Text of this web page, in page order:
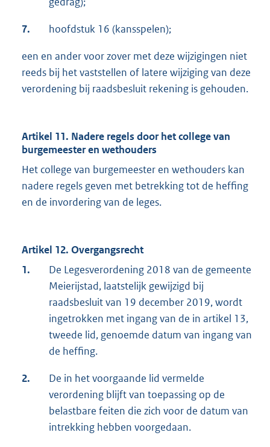
7. hoofdstuk 16 (kansspelen);
een en ander voor zover met deze wijzigingen niet
reeds bij het vaststellen of latere wijziging van deze
verordening bij raadsbesluit rekening is gehouden.
Artikel 11. Nadere regels door het college van
burgemeester en wethouders
Het college van burgemeester en wethouders kan
nadere regels geven met betrekking tot de heffing
en de invordering van de leges.
Artikel 12. Overgangsrecht
1.
De Legesverordening 2018 van de gemeente
Meierijstad, laatstelijk gewijzigd bij
raadsbesluit van 19 december 2019, wordt
ingetrokken met ingang van de in artikel 13,
tweede lid, genoemde datum van ingang van
de heffing.
2.
De in het voorgaande lid vermelde
verordening blijft van toepassing op de
belastbare feiten die zich voor de datum van
intrekking hebben voorgedaan.